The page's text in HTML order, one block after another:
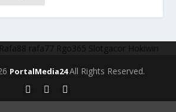
Rafa88 rafa77 Rgo365 Slotgacor Hokiwin
PortalMedia24All Rights Reserved.